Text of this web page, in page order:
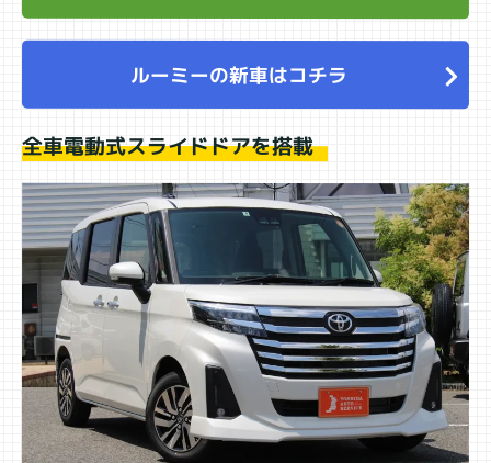
ルーミーの新車はコチラ
全車電動式スライドドアを搭載